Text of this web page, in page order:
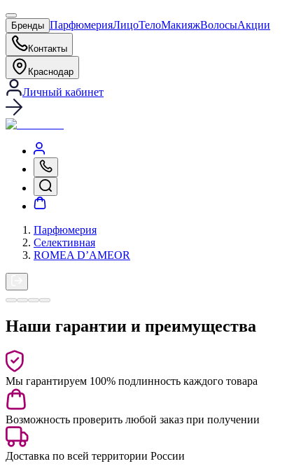
Бренды ПарфюмерияЛицоТелоМакияжВолосыАкции
Контакты
Краснодар
Личный кабинет
Парфюмерия
Селективная
ROMEA D’AMEOR
Наши гарантии и преимущества
Мы гарантируем 100% подлинность каждого товара
Возможность проверить любой заказ при получении
Доставка по всей территории России